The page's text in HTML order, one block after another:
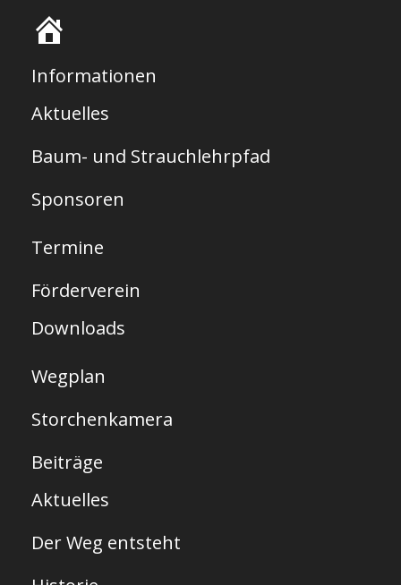
r
t
s
i
t
e
Informationen
Aktuelles
Baum- und Strauchlehrpfad
Sponsoren
Termine
Förderverein
Downloads
Wegplan
Storchenkamera
Beiträge
Aktuelles
Der Weg entsteht